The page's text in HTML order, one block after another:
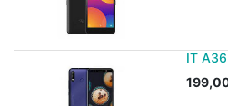
IT A36